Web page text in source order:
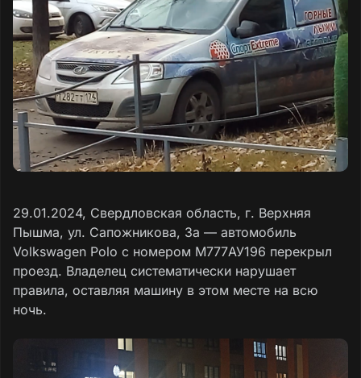
29.01.2024, Свердловская область, г. Верхняя
Пышма, ул. Сапожникова, 3а — автомобиль
Volkswagen Polo с номером М777АУ196 перекрыл
проезд. Владелец систематически нарушает
правила, оставляя машину в этом месте на всю
ночь.